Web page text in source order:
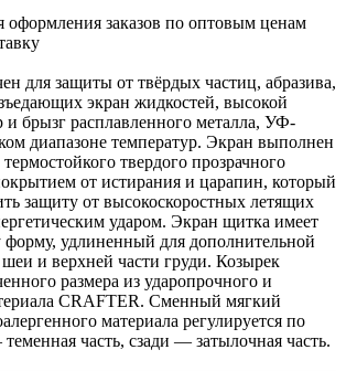
оформления заказов по оптовым ценам
для защиты от твёрдых частиц, абразива,
экран жидкостей, высокой
и брызг расплавленного металла, УФ-
диапазоне температур. Экран выполнен
твердого прозрачного
от истирания и царапин, который
защиту от высокоскоростных летящих
ударом. Экран щитка имеет
удлиненный для дополнительной
и верхней части груди. Козырек
размера из ударопрочного и
CRAFTER. Сменный мягкий
материала регулируется по
часть, сзади — затылочная часть.